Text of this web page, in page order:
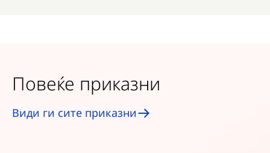
Повеќе приказни
Види ги сите приказни